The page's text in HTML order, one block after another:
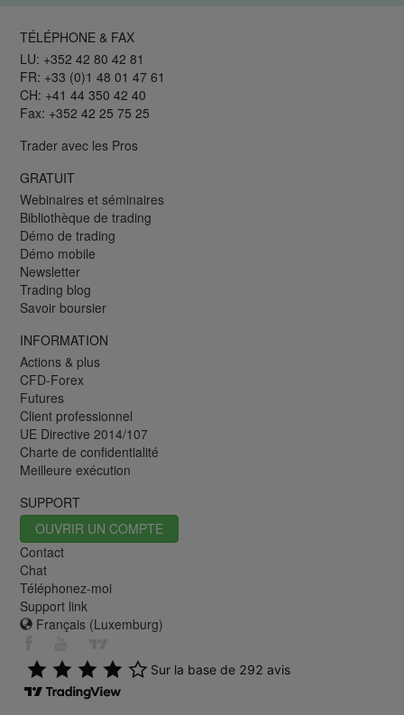
TÉLÉPHONE & FAX
LU: +352 42 80 42 81
FR: +33 (0)1 48 01 47 61
CH: +41 44 350 42 40
Fax: +352 42 25 75 25
Trader avec les Pros
GRATUIT
Webinaires et séminaires
Bibliothèque de trading
Démo de trading
Démo mobile
Newsletter
Trading blog
Savoir boursier
INFORMATION
Actions & plus
CFD-Forex
Futures
Client professionnel
UE Directive 2014/107
Charte de confidentialité
Meilleure exécution
SUPPORT
OUVRIR UN COMPTE
Contact
Chat
Téléphonez-moi
Support link
Français (Luxemburg)